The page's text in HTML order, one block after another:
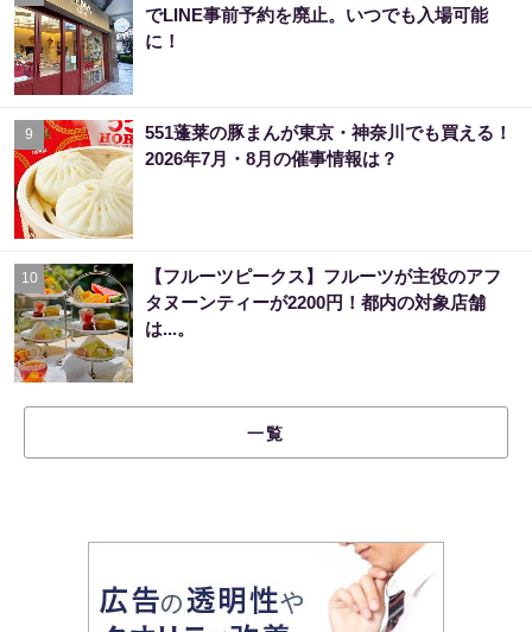
でLINE事前予約を廃止。いつでも入場可能
に！
9
551蓬莱の豚まんが東京・神奈川でも買える！
2026年7月・8月の催事情報は？
10
【フルーツピークス】フルーツが主役のアフ
タヌーンティーが2200円！都内の対象店舗
は...。
一覧